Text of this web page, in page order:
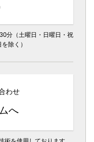
分（土曜日・日曜日・祝
除く）
わせ
へ